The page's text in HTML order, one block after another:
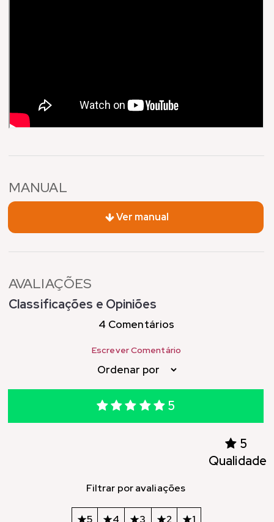
MANUAL
Ver manual
AVALIAÇÕES
Classificações e Opiniões
4 Comentários
Escrever Comentário
5
5
Qualidade
Filtrar por avaliações
5 4 3 2 1